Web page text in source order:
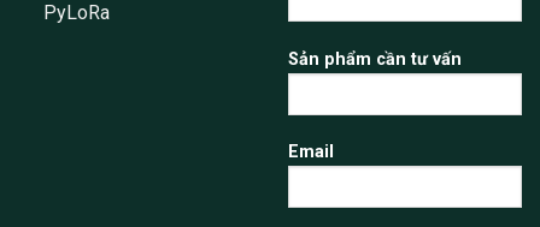
PyLoRa
Sản phẩm cần tư vấn
Email